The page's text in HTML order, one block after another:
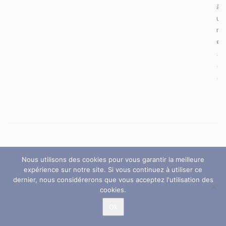
à
u
n
e
.
.
.
Nous utilisons des cookies pour vous garantir la meilleure
expérience sur notre site. Si vous continuez à utiliser ce
dernier, nous considérerons que vous acceptez l'utilisation des
cookies.